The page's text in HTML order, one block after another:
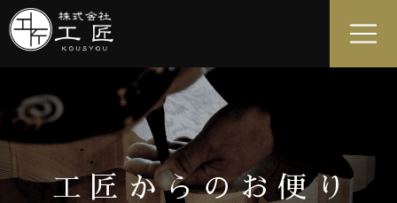
工匠からのお便り